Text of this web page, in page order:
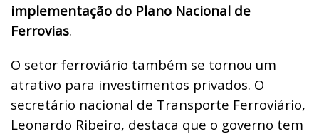
implementação do Plano Nacional de
Ferrovias.
O setor ferroviário também se tornou um
atrativo para investimentos privados. O
secretário nacional de Transporte Ferroviário,
Leonardo Ribeiro, destaca que o governo tem